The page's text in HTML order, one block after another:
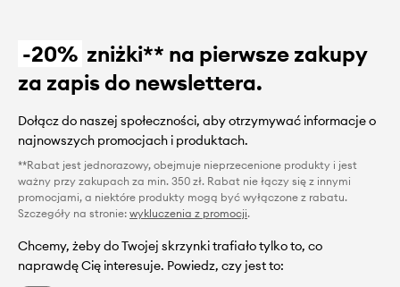
-20% zniżki** na pierwsze zakupy
za zapis do newslettera.
Dołącz do naszej społeczności, aby otrzymywać informacje o
najnowszych promocjach i produktach.
**Rabat jest jednorazowy, obejmuje nieprzecenione produkty i jest
ważny przy zakupach za min. 350 zł. Rabat nie łączy się z innymi
promocjami, a niektóre produkty mogą być wyłączone z rabatu.
Szczegóły na stronie: wykluczenia z promocji.
Chcemy, żeby do Twojej skrzynki trafiało tylko to, co
naprawdę Cię interesuje. Powiedz, czy jest to: